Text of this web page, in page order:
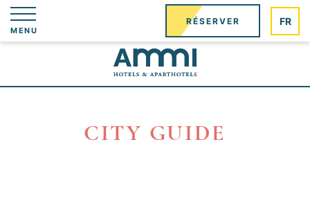
MENU
RÉSERVER FR
CITY GUIDE
Panneau de gestion des cookies